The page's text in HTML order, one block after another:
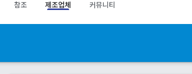
참조 제조업체 커뮤니티